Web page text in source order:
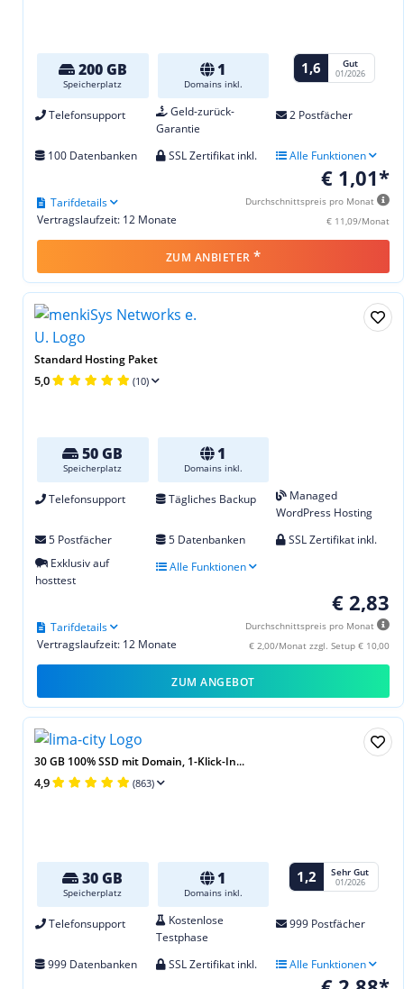
200 GB
Speicherplatz
1
Domains inkl.
1,6 Gut
01/2026
Telefonsupport
Geld-zurück-
Garantie
2 Postfächer
100 Datenbanken SSL Zertifikat inkl. Alle Funktionen
€ 1,01*
Durchschnittspreis pro Monat
€ 11,09/Monat
Vertragslaufzeit: 12 Monate
Tarifdetails
ZUM ANBIETER *
Standard Hosting Paket
5,0 (10)
50 GB
Speicherplatz
1
Domains inkl.
Telefonsupport Tägliches Backup
Managed
WordPress Hosting
5 Postfächer
5 Datenbanken
SSL Zertifikat inkl.
Exklusiv auf
hosttest
Alle Funktionen
€ 2,83
Durchschnittspreis pro Monat
€ 2,00/Monat zzgl. Setup € 10,00
Vertragslaufzeit: 12 Monate
Tarifdetails
ZUM ANGEBOT
30 GB 100% SSD mit Domain, 1-Klick-In...
4,9 (863)
30 GB
Speicherplatz
1
Domains inkl.
1,2 Sehr Gut
01/2026
Telefonsupport
Kostenlose
Testphase
999 Postfächer
999 Datenbanken SSL Zertifikat inkl. Alle Funktionen